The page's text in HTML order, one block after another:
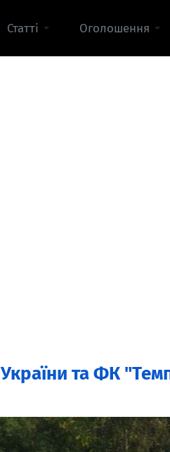
Статті Оголошення
та ФК